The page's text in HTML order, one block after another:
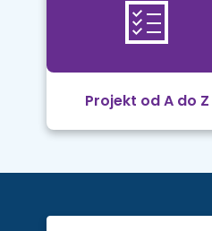
Projekt od A do Z